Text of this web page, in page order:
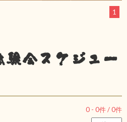
1
験会スケジュー
0 - 0件 /0件